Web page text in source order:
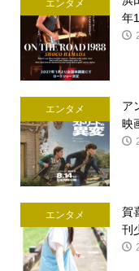
エンタメ
年
エンタメ
ア
映
エンタメ
賀
刊